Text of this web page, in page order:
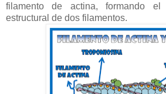
filamento de actina, formando
estructural de dos filamentos.